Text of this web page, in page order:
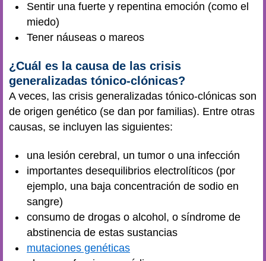
Sentir una fuerte y repentina emoción (como el
miedo)
Tener náuseas o mareos
¿Cuál es la causa de las crisis
generalizadas tónico-clónicas?
A veces, las crisis generalizadas tónico-clónicas son
de origen genético (se dan por familias). Entre otras
causas, se incluyen las siguientes:
una lesión cerebral, un tumor o una infección
importantes desequilibrios electrolíticos (por
ejemplo, una baja concentración de sodio en
sangre)
consumo de drogas o alcohol, o síndrome de
abstinencia de estas sustancias
mutaciones genéticas